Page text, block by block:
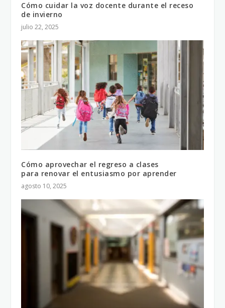
Cómo cuidar la voz docente durante el receso
de invierno
julio 22, 2025
Cómo aprovechar el regreso a clases
para renovar el entusiasmo por aprender
agosto 10, 2025